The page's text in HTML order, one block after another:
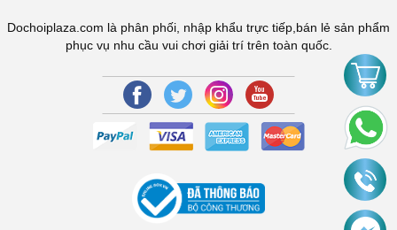
Dochoiplaza.com là phân phối, nhập khẩu trực tiếp,bán lẻ sản phẩm
phục vụ nhu cầu vui chơi giải trí trên toàn quốc.